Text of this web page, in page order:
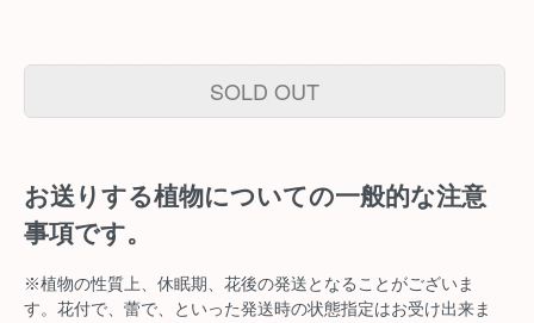
SOLD OUT
お送りする植物についての一般的な注意
事項です。
※植物の性質上、休眠期、花後の発送となることがございま
す。花付で、蕾で、といった発送時の状態指定はお受け出来ま